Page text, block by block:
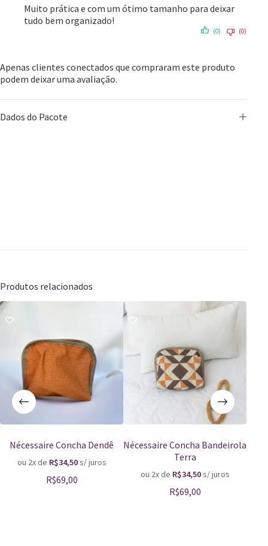
Muito prática e com um ótimo tamanho para deixar
tudo bem organizado!
(0) (0)
Apenas clientes conectados que compraram este produto
podem deixar uma avaliação.
Dados do Pacote
Produtos relacionados
Nécessaire Concha Dendê
ou 2x de R$34,50s/ juros
R$69,00
Nécessaire Concha Bandeirola
Terra
ou 2x de R$34,50s/ juros
R$69,00